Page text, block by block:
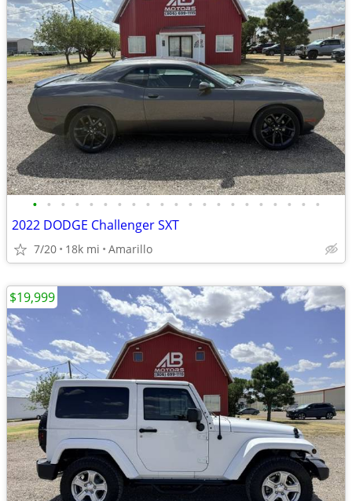
• • • • • • • • • • • • • • • • • • • • •
2022 DODGE Challenger SXT
7/20 18k mi Amarillo
$19,999